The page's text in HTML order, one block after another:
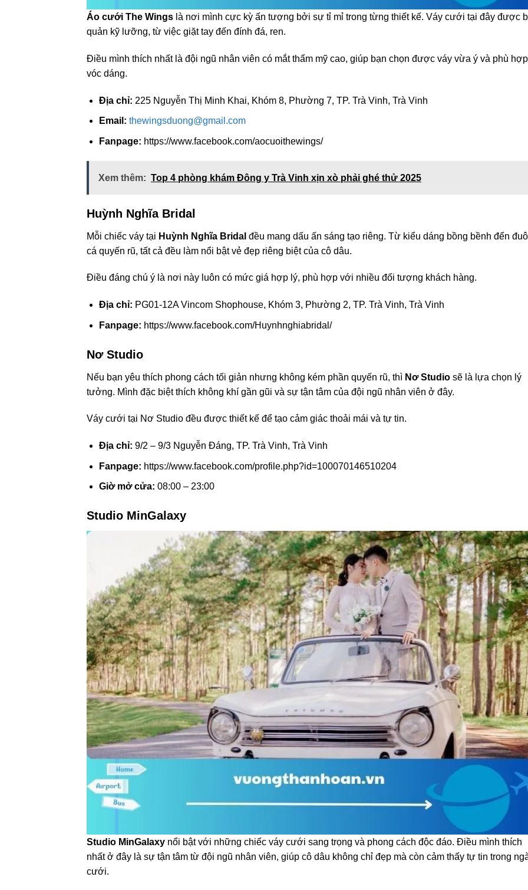
Áo cưới The Wings là nơi mình cực kỳ ấn tượng bởi sự tỉ mỉ trong từng thiết kế. Váy cưới tại đây được
quản kỹ lưỡng, từ việc giặt tay đến đính đá, ren.
Điều mình thích nhất là đội ngũ nhân viên có mắt thẩm mỹ cao, giúp bạn chọn được váy vừa ý và phù hợp
vóc dáng.
Địa chỉ: 225 Nguyễn Thị Minh Khai, Khóm 8, Phường 7, TP. Trà Vinh, Trà Vinh
Email: thewingsduong@gmail.com
Fanpage: https://www.facebook.com/aocuoithewings/
Xem thêm: Top 4 phòng khám Đông y Trà Vinh xịn xò phải ghé thử 2025
Huỳnh Nghĩa Bridal
Mỗi chiếc váy tại Huỳnh Nghĩa Bridal đều mang dấu ấn sáng tạo riêng. Từ kiểu dáng bồng bềnh đến
cá quyến rũ, tất cả đều làm nổi bật vẻ đẹp riêng biệt của cô dâu.
Điều đáng chú ý là nơi này luôn có mức giá hợp lý, phù hợp với nhiều đối tượng khách hàng.
Địa chỉ: PG01-12A Vincom Shophouse, Khóm 3, Phường 2, TP. Trà Vinh, Trà Vinh
Fanpage: https://www.facebook.com/Huynhnghiabridal/
Nơ Studio
Nếu bạn yêu thích phong cách tối giản nhưng không kém phần quyến rũ, thì Nơ Studio sẽ là lựa chọn lý
tưởng. Mình đặc biệt thích không khí gần gũi và sự tận tâm của đội ngũ nhân viên ở đây.
Váy cưới tại Nơ Studio đều được thiết kế để tạo cảm giác thoải mái và tự tin.
Địa chỉ: 9/2 – 9/3 Nguyễn Đáng, TP. Trà Vinh, Trà Vinh
Fanpage: https://www.facebook.com/profile.php?id=100070146510204
Giờ mở cửa: 08:00 – 23:00
Studio MinGalaxy
Studio MinGalaxy nổi bật với những chiếc váy cưới sang trọng và phong cách độc đáo. Điều mình thích
nhất ở đây là sự tận tâm từ đội ngũ nhân viên, giúp cô dâu không chỉ đẹp mà còn cảm thấy tự tin trong
cưới.